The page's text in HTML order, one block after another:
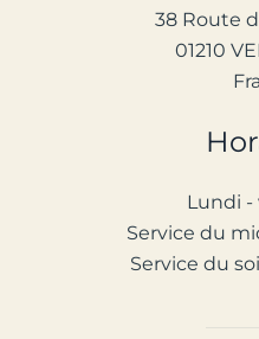
38 Route
01210
Lundi -
Service du
Service du